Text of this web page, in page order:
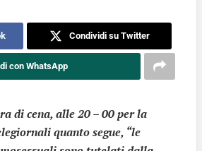
Condividi su Twitter
con WhatsApp
di cena, alle 20 – 00 per la
quanto segue, “le